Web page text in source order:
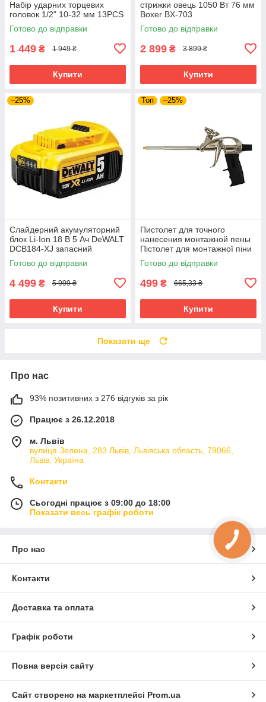
Набір ударних торцевих
головок 1/2" 10-32 мм 13PCS
BJC /довгі/. M58272
Готово до відправки
1 449 ₴ 1 949 ₴
Купити
стрижки овець 1050 Вт 76 мм
Boxer BX-703
електротриммер для стрижки
худоби тварин
Готово до відправки
2 899 ₴ 3 899 ₴
Купити
–25%
Слайдерний акумуляторний
блок Li-Ion 18 В 5 Ач DeWALT
DCB184-XJ запасний
акумулятор для
електроінструменту АКБ лі-
Готово до відправки
4 499 ₴ 5 999 ₴
Купити
Топ –25%
Пистолет для точного
нанесения монтажной пены
Пістолет для монтажної піни
GEKO G01199
Готово до відправки
499 ₴ 665,33 ₴
Купити
Показати ще
Про нас
93% позитивних з 276 відгуків за рік
Працює з 26.12.2018
м. Львів
вулиця Зелена, 283 Львів, Львівська область, 79066,
Львів, Україна
Контакти
Сьогодні працює з 09:00 до 18:00
Показати весь графік роботи
Про нас
Контакти
Доставка та оплата
Графік роботи
Повна версія сайту
Сайт створено на маркетплейсі Prom.ua